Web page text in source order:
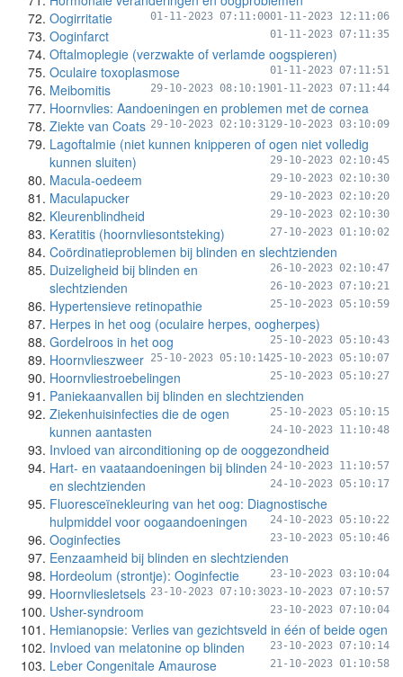
01-11-2023 12:11:06
Oogirritatie 01-11-2023 07:11:00
Ooginfarct 01-11-2023 07:11:35
Oftalmoplegie (verzwakte of verlamde oogspieren)
01-11-2023 07:11:51
Oculaire toxoplasmose
01-11-2023 07:11:44
Meibomitis 29-10-2023 08:10:19
Hoornvlies: Aandoeningen en problemen met de cornea
29-10-2023 03:10:09
Ziekte van Coats 29-10-2023 02:10:31
Lagoftalmie (niet kunnen knipperen of ogen niet volledig
kunnen sluiten)
29-10-2023 02:10:45
Macula-oedeem 29-10-2023 02:10:30
Maculapucker 29-10-2023 02:10:20
Kleurenblindheid 29-10-2023 02:10:30
Keratitis (hoornvliesontsteking) 27-10-2023 01:10:02
Coördinatieproblemen bij blinden en slechtzienden
26-10-2023 02:10:47
Duizeligheid bij blinden en
slechtzienden
26-10-2023 07:10:21
Hypertensieve retinopathie 25-10-2023 05:10:59
Herpes in het oog (oculaire herpes, oogherpes)
25-10-2023 05:10:43
Gordelroos in het oog
25-10-2023 05:10:07
Hoornvlieszweer 25-10-2023 05:10:14
Hoornvliestroebelingen 25-10-2023 05:10:27
Paniekaanvallen bij blinden en slechtzienden
25-10-2023 05:10:15
Ziekenhuisinfecties die de ogen
kunnen aantasten
24-10-2023 11:10:48
Invloed van airconditioning op de ooggezondheid
24-10-2023 11:10:57
Hart- en vaataandoeningen bij blinden
en slechtzienden
24-10-2023 05:10:17
Fluoresceïnekleuring van het oog: Diagnostische
hulpmiddel voor oogaandoeningen
24-10-2023 05:10:22
Ooginfecties 23-10-2023 05:10:46
Eenzaamheid bij blinden en slechtzienden
23-10-2023 03:10:04
Hordeolum (strontje): Ooginfectie
23-10-2023 07:10:57
Hoornvliesletsels 23-10-2023 07:10:30
Usher-syndroom 23-10-2023 07:10:04
Hemianopsie: Verlies van gezichtsveld in één of beide ogen
23-10-2023 07:10:14
Invloed van melatonine op blinden
21-10-2023 01:10:58
Leber Congenitale Amaurose